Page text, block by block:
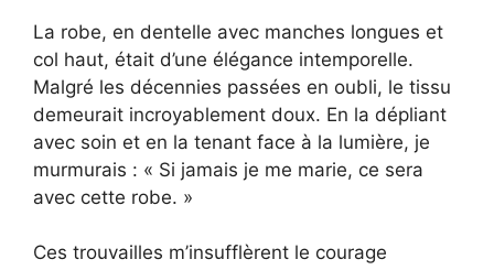
La robe, en dentelle avec manches longues et
col haut, était d’une élégance intemporelle.
Malgré les décennies passées en oubli, le tissu
demeurait incroyablement doux. En la dépliant
avec soin et en la tenant face à la lumière, je
murmurais : « Si jamais je me marie, ce sera
avec cette robe. »
Ces trouvailles m’insufflèrent le courage